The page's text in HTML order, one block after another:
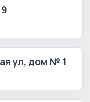
ул, дом № 1